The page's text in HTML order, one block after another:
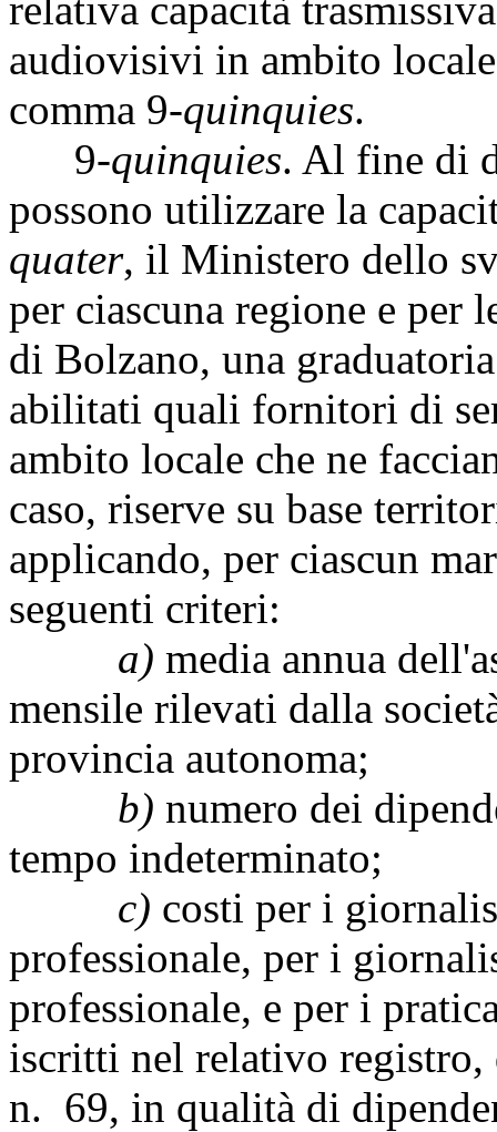
audiovisivi in ambito
comma 9-quinquies.
9-quinquies. Al fine di
possono utilizzare la
quater, il Ministero dello
per ciascuna regione e per
di Bolzano, una
abilitati quali fornitori di
ambito locale che ne
caso, riserve su base
applicando, per ciascun
seguenti criteri:
a) media annua
mensile rilevati dalla
provincia autonoma;
b) numero dei
tempo indeterminato;
c) costi per i
professionale, per i
professionale, e per i
iscritti nel relativo
n. 69, in qualità di